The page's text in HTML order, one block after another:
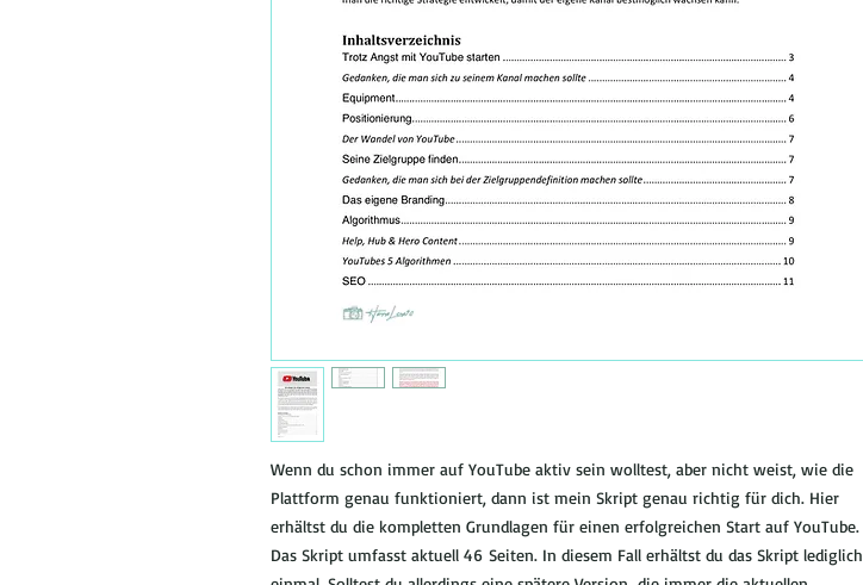
Wenn du schon immer auf YouTube aktiv sein wolltest, aber nicht weist, wie die
Plattform genau funktioniert, dann ist mein Skript genau richtig für dich. Hier
erhältst du die kompletten Grundlagen für einen erfolgreichen Start auf YouTube.
Das Skript umfasst aktuell 46 Seiten. In diesem Fall erhältst du das Skript lediglich